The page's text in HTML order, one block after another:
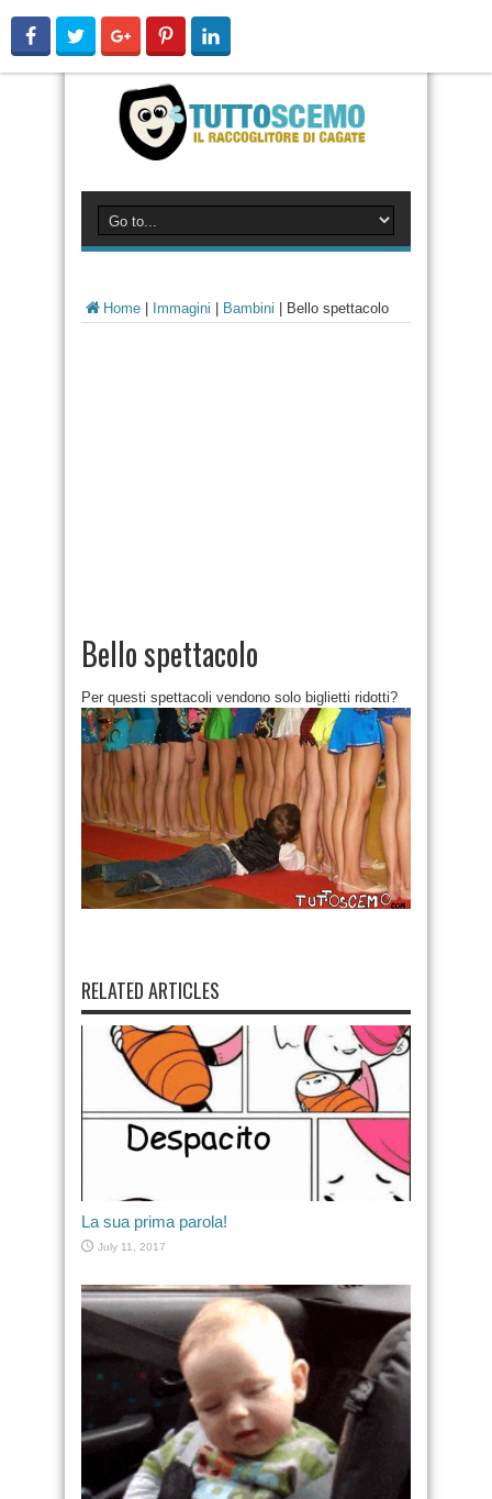
Home Immagini Bambini Bello spettacolo
Bello spettacolo
Per questi spettacoli vendono solo biglietti ridotti?
RELATED ARTICLES
La sua prima parola!
July 11, 2017